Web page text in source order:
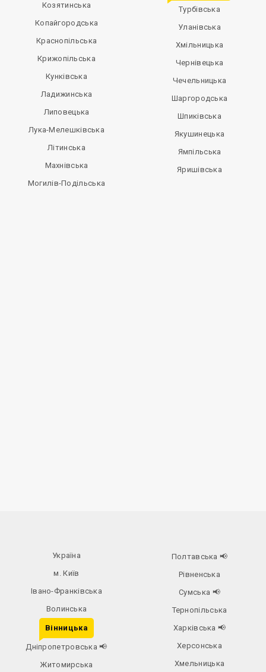
Козятинська
Копайгородська
Краснопільська
Крижопільська
Кунківська
Ладижинська
Липовецька
Лука-Мелешківська
Літинська
Махнівська
Могилів-Подільська
Турбівська
Уланівська
Хмільницька
Чернівецька
Чечельницька
Шаргородська
Шпиківська
Якушинецька
Ямпільська
Яришівська
Україна
м. Київ
Івано-Франківська
Волинська
Вінницька
Дніпропетровська📢
Житомирська
Полтавська 📢
Рівненська
Сумська 📢
Тернопільська
Харківська 📢
Херсонська
Хмельницька